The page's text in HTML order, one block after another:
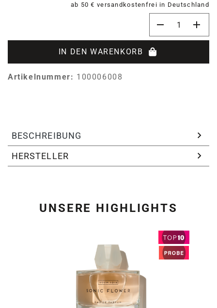
ab 50 € versandkostenfrei in Deutschland
IN DEN WARENKORB
Artikelnummer: 100006008
BESCHREIBUNG
HERSTELLER
UNSERE HIGHLIGHTS